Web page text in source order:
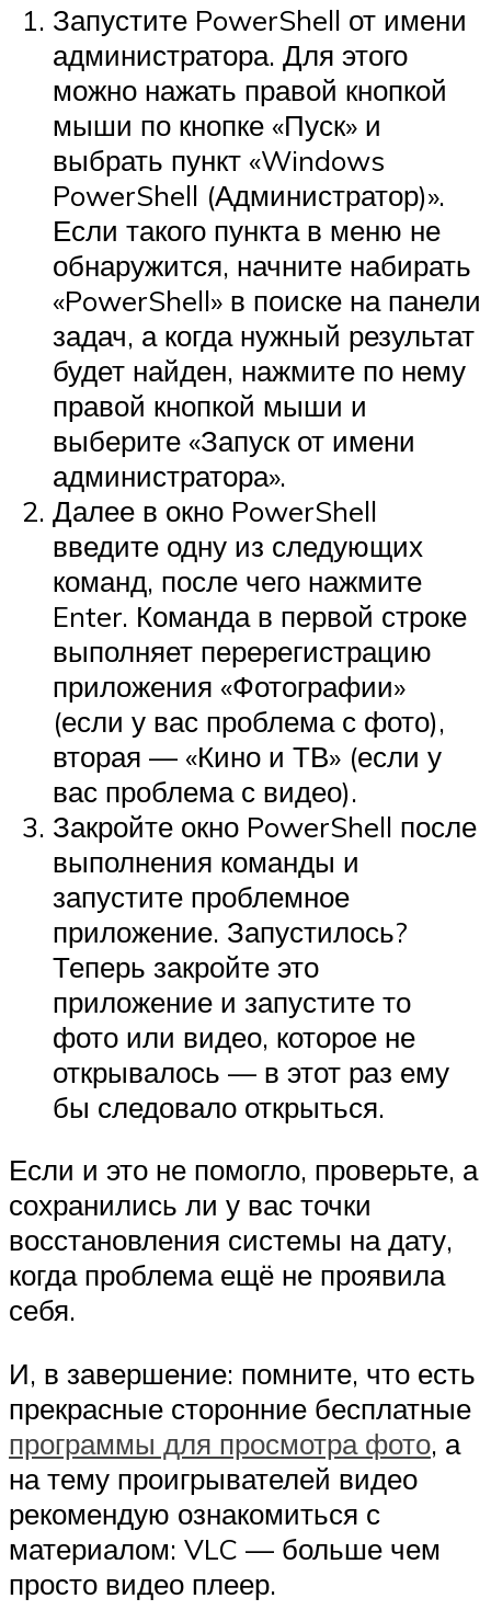
Запустите PowerShell от имени
администратора. Для этого
можно нажать правой кнопкой
мыши по кнопке «Пуск» и
выбрать пункт «Windows
PowerShell (Администратор)».
Если такого пункта в меню не
обнаружится, начните набирать
«PowerShell» в поиске на панели
задач, а когда нужный результат
будет найден, нажмите по нему
правой кнопкой мыши и
выберите «Запуск от имени
администратора».
Далее в окно PowerShell
введите одну из следующих
команд, после чего нажмите
Enter. Команда в первой строке
выполняет перерегистрацию
приложения «Фотографии»
(если у вас проблема с фото),
вторая — «Кино и ТВ» (если у
вас проблема с видео).
Закройте окно PowerShell после
выполнения команды и
запустите проблемное
приложение. Запустилось?
Теперь закройте это
приложение и запустите то
фото или видео, которое не
открывалось — в этот раз ему
бы следовало открыться.
Если и это не помогло, проверьте, а
сохранились ли у вас точки
восстановления системы на дату,
когда проблема ещё не проявила
себя.
И, в завершение: помните, что есть
прекрасные сторонние бесплатные
программы для просмотра фото, а
на тему проигрывателей видео
рекомендую ознакомиться с
материалом: VLC — больше чем
просто видео плеер.